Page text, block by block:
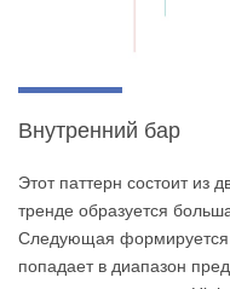
Внутренний бар
Этот паттерн состоит
тренде образуется
Следующая формируется
попадает в диапазон